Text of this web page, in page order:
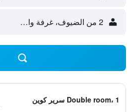
2 من الضيوف، غرفة واحدة
Double room، 1 سرير كوين